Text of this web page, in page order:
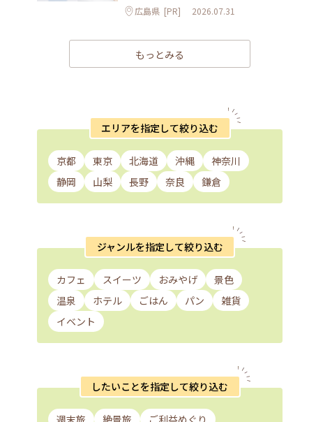
広島県 [PR] 2026.07.31
もっとみる
エリアを指定して絞り込む
京都 東京 北海道 沖縄
神奈川
静岡
山梨 長野 奈良 鎌倉
ジャンルを指定して絞り込む
カフェ スイーツ おみやげ
景色
温泉
ホテル ごはん パン
雑貨
イベント
したいことを指定して絞り込む
週末旅 絶景旅
ご利益めぐり